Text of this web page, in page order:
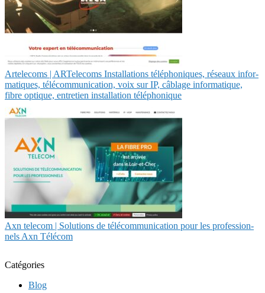
Artelecoms | ARTelecoms Instal­la­tions téléphoni­ques, réseaux infor­
mati­ques, télécom­munica­tion, voix sur IP, câblage infor­mati­que,
fibre optique, entretien instal­la­tion téléphoni­que
Axn telecom | Solutions de télécom­munica­tion pour les profes­sion­
nels Axn Télécom
Catégories
Blog